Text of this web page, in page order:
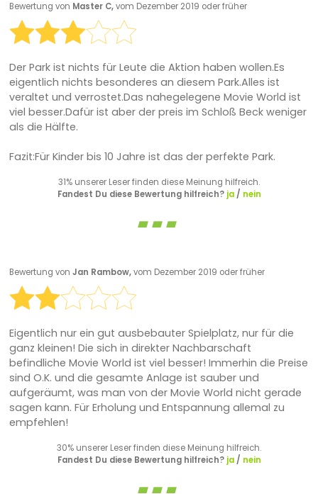
Bewertung von Master C,vom Dezember 2019 oder früher
Der Park ist nichts für Leute die Aktion haben wollen.Es
eigentlich nichts besonderes an diesem Park.Alles ist
veraltet und verrostet.Das nahegelegene Movie World ist
viel besser.Dafür ist aber der preis im Schloß Beck weniger
als die Hälfte.
Fazit:Für Kinder bis 10 Jahre ist das der perfekte Park.
31% unserer Leser finden diese Meinung hilfreich.
Fandest Du diese Bewertung hilfreich? ja/ nein
Bewertung von Jan Rambow,vom Dezember 2019 oder früher
Eigentlich nur ein gut ausbebauter Spielplatz, nur für die
ganz kleinen! Die sich in direkter Nachbarschaft
befindliche Movie World ist viel besser! Immerhin die Preise
sind O.K. und die gesamte Anlage ist sauber und
aufgeräumt, was man von der Movie World nicht gerade
sagen kann. Für Erholung und Entspannung allemal zu
empfehlen!
30% unserer Leser finden diese Meinung hilfreich.
Fandest Du diese Bewertung hilfreich? ja/ nein